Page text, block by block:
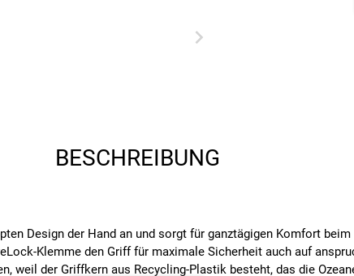
BESCHREIBUNG
Design der Hand an und sorgt für ganztägigen Komfort
Klemme den Griff für maximale Sicherheit auch auf
weil der Griffkern aus Recycling-Plastik besteht, das die